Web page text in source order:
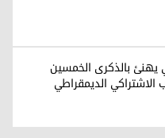
يهنئ بالذكرى الخمسين
الديمقراطي